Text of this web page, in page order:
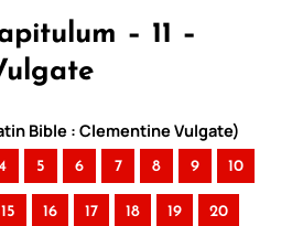
– 11 –
Bible : Clementine Vulgate)
5 6 7 8 9 10
15 16 17 18 19 20